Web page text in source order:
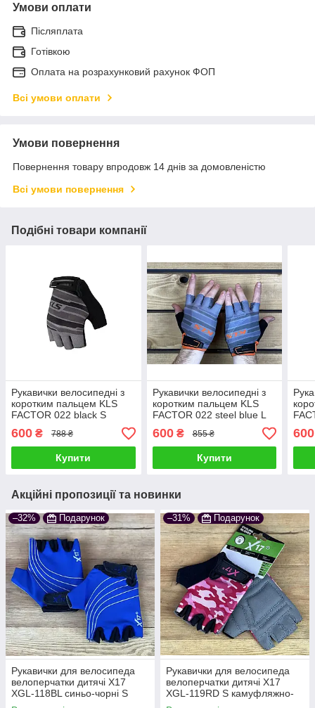
Умови оплати
Післяплата
Готівкою
Оплата на розрахунковий рахунок ФОП
Всі умови оплати
Умови повернення
Повернення товару впродовж 14 днів за домовленістю
Всі умови повернення
Подібні товари компанії
Рукавички велосипедні з
коротким пальцем KLS
FACTOR 022 black S
600 ₴ 788 ₴
Купити
Рукавички велосипедні з
коротким пальцем KLS
FACTOR 022 steel blue L
600₴ 855 ₴
Купити
600
Акційні пропозиції та новинки
–32% Подарунок
Рукавички для велосипеда
велоперчатки дитячі X17
XGL-118BL синьо-чорні S
–31% Подарунок
Рукавички для велосипеда
велоперчатки дитячі X17
XGL-119RD S камуфляжно-
рожеві